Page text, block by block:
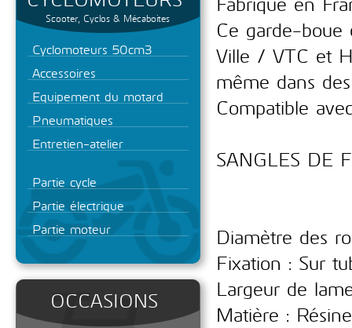
Scooter, Cyclos & Mécaboites
Cyclomoteurs 50cm3
Accessoires
Equipement du motard
Pneumatiques
Entretien-atelier
Partie cycle
Partie électrique
Partie moteur
OCCASIONS
Ce garde-boue
Ville / VTC et
même dans
Compatible
SANGLES DE
Diamètre des
Fixation : Sur
Largeur de
Matière : Résine